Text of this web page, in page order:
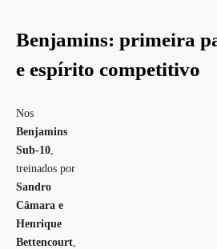
Benjamins: primeira
e espírito competitivo
Nos
Benjamins
Sub-10
treinados por
Sandro
Câmara e
Henrique
Bettencourt